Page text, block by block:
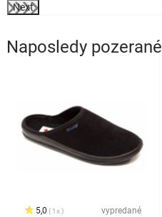
Next
Naposledy pozerané
5,0 1x vypredané